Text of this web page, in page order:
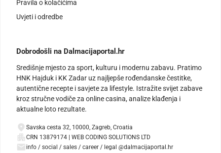
Pravila o kolačićima
Uvjeti i odredbe
Dobrodošli na Dalmacijaportal.hr
Središnje mjesto za sport, kulturu i modernu zabavu. Pratimo
HNK Hajduk i KK Zadar uz najljepše rođendanske čestitke,
autentične recepte i savjete za lifestyle. Istražite svijet zabave
kroz stručne vodiče za online casina, analize klađenja i
aktualne loto rezultate.
Savska cesta 32, 10000, Zagreb, Croatia
CRN 13879174 | WEB CODING SOLUTIONS LTD
info / social / sales / career / legal @dalmacijaportal.hr